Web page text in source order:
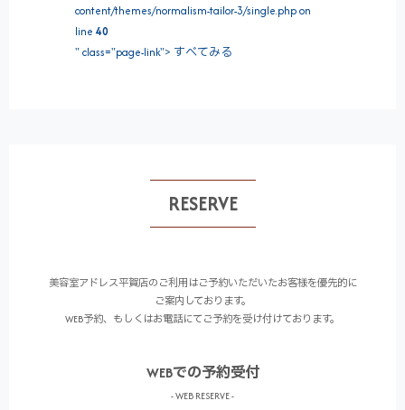
content/themes/normalism-tailor-3/single.php on
line40
" class="page-link"> すべてみる
RESERVE
美容室アドレス平賀店のご利用はご予約いただいたお客様を優先的に
ご案内しております。
WEB予約、もしくはお電話にてご予約を受け付けております。
WEBでの予約受付
- WEB RESERVE -